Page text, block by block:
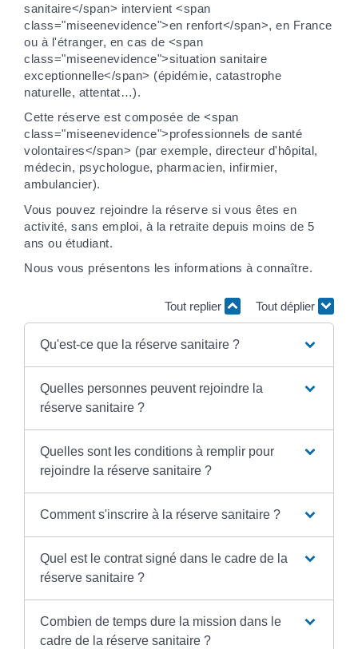
sanitaire</span> intervient <span
class="miseenevidence">en renfort</span>, en France
ou à l'étranger, en cas de <span
class="miseenevidence">situation sanitaire
exceptionnelle</span> (épidémie, catastrophe
naturelle, attentat…).
Cette réserve est composée de <span
class="miseenevidence">professionnels de santé
volontaires</span> (par exemple, directeur d'hôpital,
médecin, psychologue, pharmacien, infirmier,
ambulancier).
Vous pouvez rejoindre la réserve si vous êtes en
activité, sans emploi, à la retraite depuis moins de 5
ans ou étudiant.
Nous vous présentons les informations à connaître.
Tout replier Tout déplier
Qu'est-ce que la réserve sanitaire ?
Quelles personnes peuvent rejoindre la
réserve sanitaire ?
Quelles sont les conditions à remplir pour
rejoindre la réserve sanitaire ?
Comment s'inscrire à la réserve sanitaire ?
Quel est le contrat signé dans le cadre de la
réserve sanitaire ?
Combien de temps dure la mission dans le
cadre de la réserve sanitaire ?